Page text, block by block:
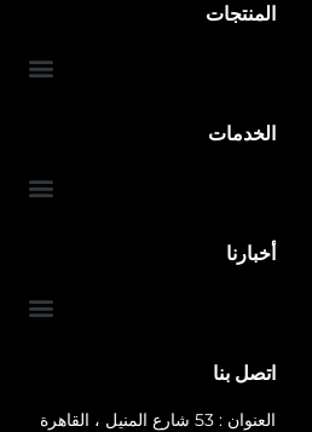
المنتجات
الخدمات
أخبارنا
اتصل بنا
العنوان : 53 شارع المنيل ، القاهرة